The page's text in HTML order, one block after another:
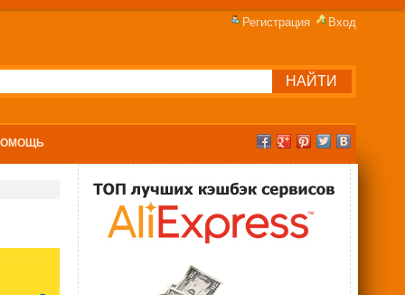
Регистрация Вход